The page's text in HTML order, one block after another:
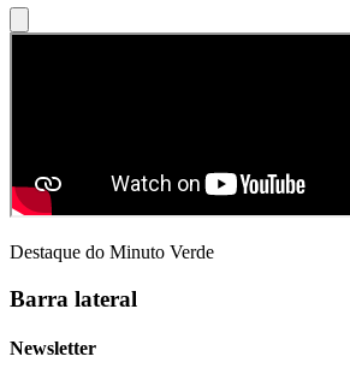
Destaque do Minuto Verde
Barra lateral
Newsletter